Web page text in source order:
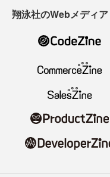
翔泳社のWebメディア